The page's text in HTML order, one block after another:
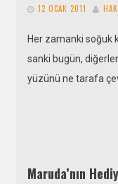
12 OCAK 2011
Her zamanki soğuk
sanki bugün,
yüzünü ne tarafa
Maruda’nın